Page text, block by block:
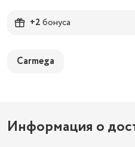
+2бонуса
Carmega
Информация о